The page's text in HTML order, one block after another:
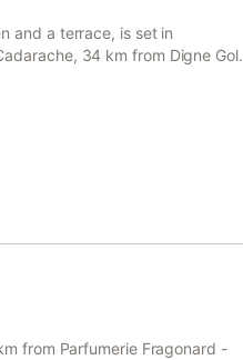
and a terrace, is set in
34 km from Digne Golf
from Parfumerie Fragonard -